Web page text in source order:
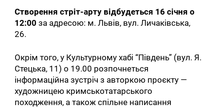
Створення стріт-арту відбудеться 16 січня о
12:00 за адресою: м. Львів, вул. Личаківська,
26.
Окрім того, у Культурному хабі “Південь” (вул. Я.
Стецька, 11) о 19.00 розпочнеться
інформаційна зустріч з авторкою проєкту —
художницею кримськотатарського
походження, а також спільне написання